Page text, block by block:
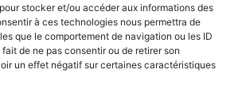
stocker et/ou accéder aux informations des
à ces technologies nous permettra de
que le comportement de navigation ou les ID
de ne pas consentir ou de retirer son
un effet négatif sur certaines caractéristiques